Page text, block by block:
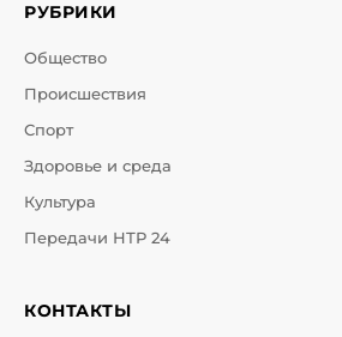
РУБРИКИ
Общество
Происшествия
Спорт
Здоровье и среда
Культура
Передачи НТР 24
КОНТАКТЫ